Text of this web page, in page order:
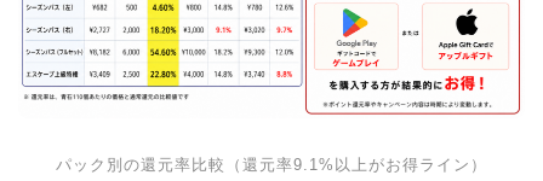
パック別の還元率比較（還元率9.1%以上がお得ライン）